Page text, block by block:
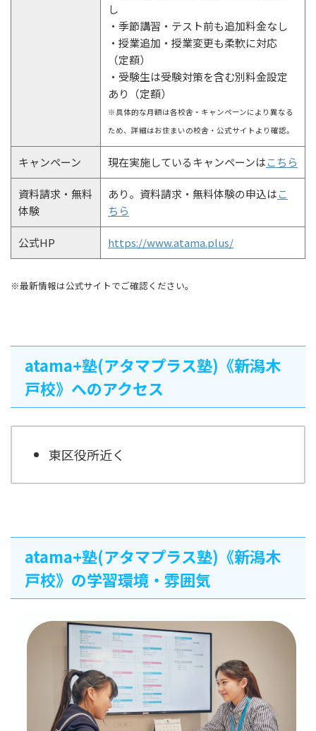
し
・季節講習・テスト前も追加料金なし
・授業追加・授業変更も柔軟に対応
（定額）
・受験生は受験対策を含む別料金設定
あり（定額）
※具体的な月額は各校舎・キャンペーンにより異なる
ため、詳細はお住まいの校舎・公式サイトより確認。
キャンペーン 現在実施しているキャンペーンはこちら
資料請求・無料
体験
あり。資料請求・無料体験の申込はこ
ちら
公式HP https://www.atama.plus/
※最新情報は公式サイトでご確認ください。
atama+塾(アタマプラス塾)《新潟木
戸校》へのアクセス
東区役所近く
atama+塾(アタマプラス塾)《新潟木
戸校》の学習環境・雰囲気